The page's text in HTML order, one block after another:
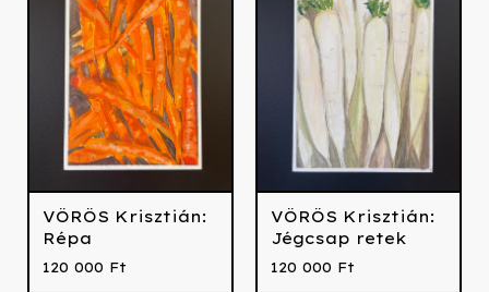
VÖRÖS Krisztián:
Répa
120 000 Ft
VÖRÖS Krisztián:
Jégcsap retek
120 000 Ft